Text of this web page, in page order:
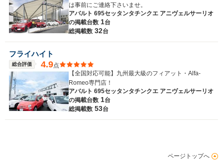
は事前にご連絡下さいませ。
アバルト 695セッタンタチンクエ アニヴェルサーリオ
の掲載台数 1台
総掲載数 32台
フライハイト
総合評価 4.9点
【全国対応可能】九州最大級のフィアット・Alfa-
Romeo専門店！
アバルト 695セッタンタチンクエ アニヴェルサーリオ
の掲載台数 1台
総掲載数 53台
ページトップへ